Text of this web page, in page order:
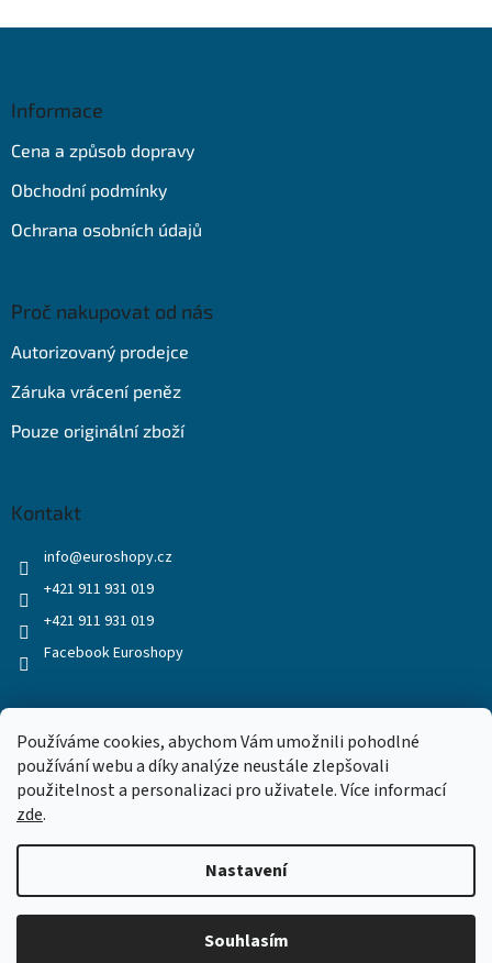
Používáme cookies, abychom Vám umožnili pohodlné
používání webu a díky analýze neustále zlepšovali
použitelnost a personalizaci pro uživatele. Více informací
zde.
Nastavení
Souhlasím
Informace
Cena a způsob dopravy
Obchodní podmínky
Ochrana osobních údajů
Proč nakupovat od nás
Autorizovaný prodejce
Záruka vrácení peněz
Pouze originální zboží
Kontakt
info@euroshopy.cz
+421 911 931 019
+421 911 931 019
Facebook Euroshopy
Vytvořil Shoptet
Euroshopy. Všechna práva vyhrazena.